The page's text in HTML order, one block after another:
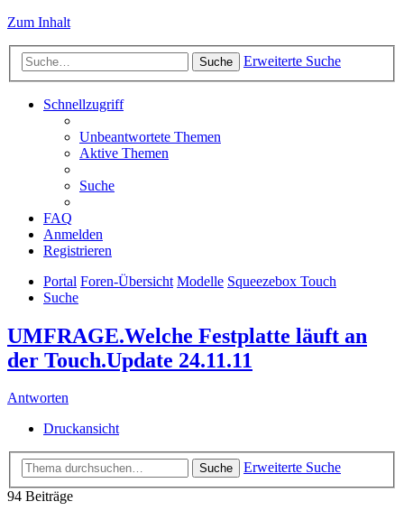
Zum Inhalt
Suche Erweiterte Suche
Schnellzugriff
Unbeantwortete Themen
Aktive Themen
Suche
FAQ
Anmelden
Registrieren
Portal Foren-Übersicht Modelle Squeezebox Touch
Suche
UMFRAGE.Welche Festplatte läuft an
der Touch.Update 24.11.11
Antworten
Druckansicht
Suche
Erweiterte Suche
94 Beiträge